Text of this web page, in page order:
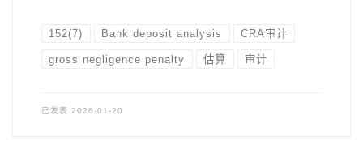
152(7) Bank deposit analysis CRA审计
gross negligence penalty 估算 审计
已发表 2026-01-20